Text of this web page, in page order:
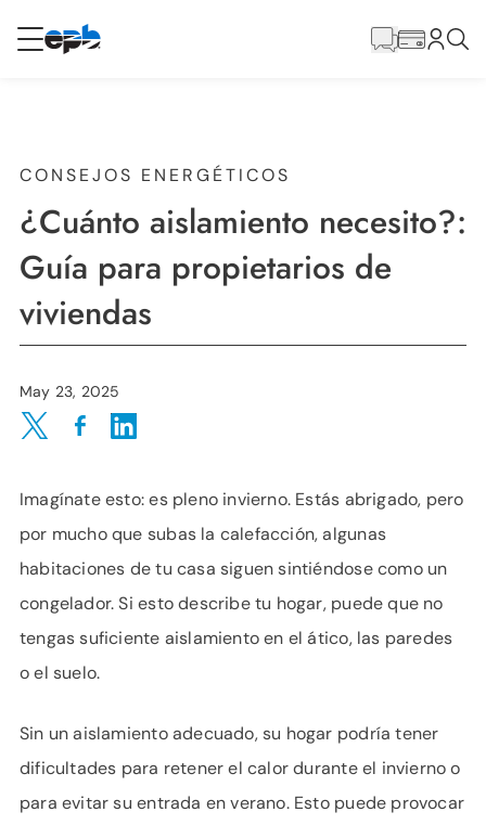
Internet
Energía
Televisión
APOYO
IDIOMA
principal
CONSEJOS ENERGÉTICOS
¿Cuánto aislamiento necesito?:
Guía para propietarios de
viviendas
May 23, 2025
Share on Twitter
Share on Facebook
Share on LinkedIn
Imagínate esto: es pleno invierno. Estás abrigado, pero
por mucho que subas la calefacción, algunas
habitaciones de tu casa siguen sintiéndose como un
congelador. Si esto describe tu hogar, puede que no
tengas suficiente aislamiento en el ático, las paredes
o el suelo.
Sin un aislamiento adecuado, su hogar podría tener
dificultades para retener el calor durante el invierno o
para evitar su entrada en verano. Esto puede provocar